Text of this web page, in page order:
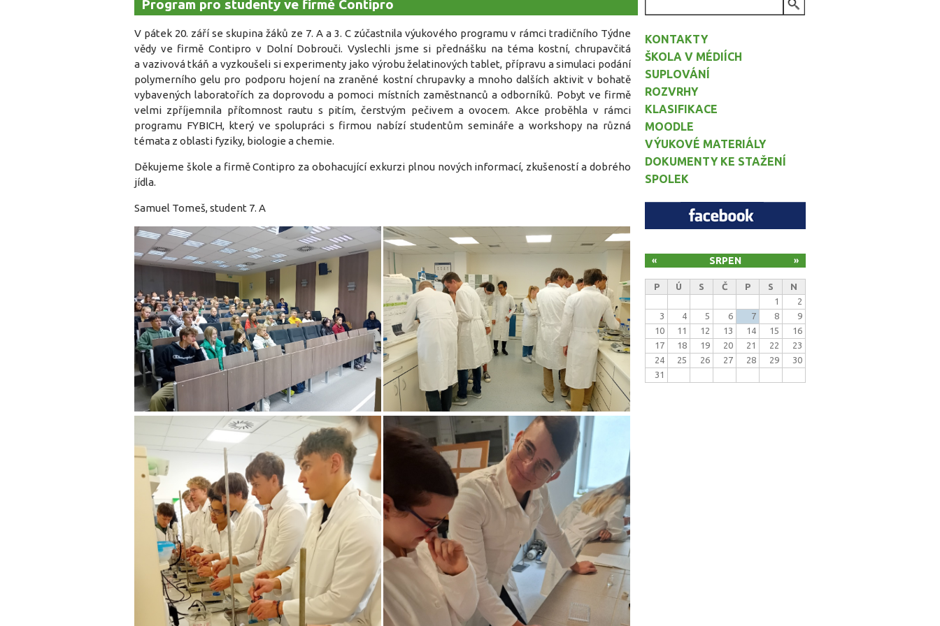
Program pro studenty ve firmě Contipro
V pátek 20. září se skupina žáků ze 7. A a 3. C zúčastnila výukového programu v rámci tradičního Týdne
vědy ve firmě Contipro v Dolní Dobrouči. Vyslechli jsme si přednášku na téma kostní, chrupavčitá
a vazivová tkáň a vyzkoušeli si experimenty jako výrobu želatinových tablet, přípravu a simulaci podání
polymerního gelu pro podporu hojení na zraněné kostní chrupavky a mnoho dalších aktivit v bohatě
vybavených laboratořích za doprovodu a pomoci místních zaměstnanců a odborníků. Pobyt ve firmě
velmi zpříjemnila přítomnost rautu s pitím, čerstvým pečivem a ovocem. Akce proběhla v rámci
programu FYBICH, který ve spolupráci s firmou nabízí studentům semináře a workshopy na různá
témata z oblasti fyziky, biologie a chemie.
Děkujeme škole a firmě Contipro za obohacující exkurzi plnou nových informací, zkušeností a dobrého
jídla.
Samuel Tomeš, student 7. A
KONTAKTY
ŠKOLA V MÉDIÍCH
SUPLOVÁNÍ
ROZVRHY
KLASIFIKACE
MOODLE
VÝUKOVÉ MATERIÁLY
DOKUMENTY KE STAŽENÍ
SPOLEK
SRPEN
« »
P Ú S Č P S
N
1
2
3
4 5 6 7 8
9
10
11 12 13 14 15
16
17
18 19 20 21 22
23
24
25 26 27 28 29
30
31